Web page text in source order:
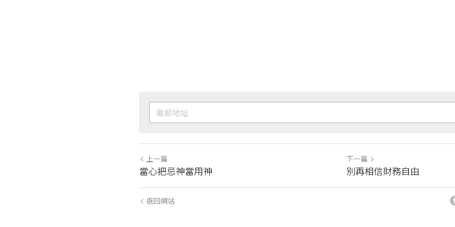
上一篇
當心把忌神當用神
下一篇
別再相信財務自由
返回網站